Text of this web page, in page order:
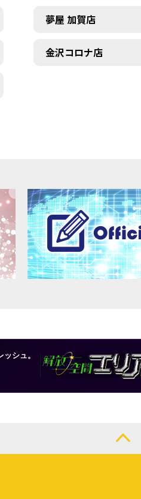
夢屋 加賀店
金沢コロナ店
シュ。